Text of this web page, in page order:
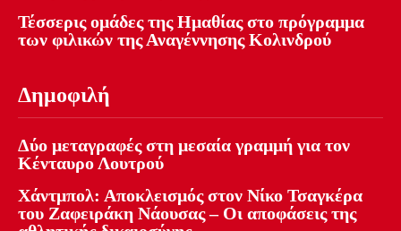
Τέσσερις ομάδες της Ημαθίας στο πρόγραμμα
των φιλικών της Αναγέννησης Κολινδρού
Δημοφιλή
Δύο μεταγραφές στη μεσαία γραμμή για τον
Κένταυρο Λουτρού
Χάντμπολ: Αποκλεισμός στον Νίκο Τσαγκέρα
του Ζαφειράκη Νάουσας – Οι αποφάσεις της